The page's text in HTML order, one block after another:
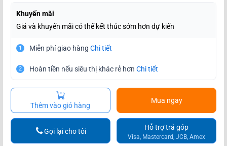
Khuyến mãi
Giá và khuyến mãi có thể kết thúc sớm hơn dự kiến
1 Miễn phí giao hàng Chi tiết
2 Hoàn tiền nếu siêu thị khác rẻ hơn Chi tiết
Thêm vào giỏ hàng
Mua ngay
Hỗ trợ trả góp
Visa, Mastercard, JCB, Amex
Gọi lại cho tôi